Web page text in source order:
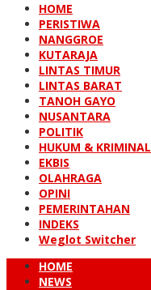
HOME
PERISTIWA
NANGGROE
KUTARAJA
LINTAS TIMUR
LINTAS BARAT
TANOH GAYO
NUSANTARA
POLITIK
HUKUM & KRIMINAL
EKBIS
OLAHRAGA
OPINI
PEMERINTAHAN
INDEKS
Weglot Switcher
HOME
NEWS